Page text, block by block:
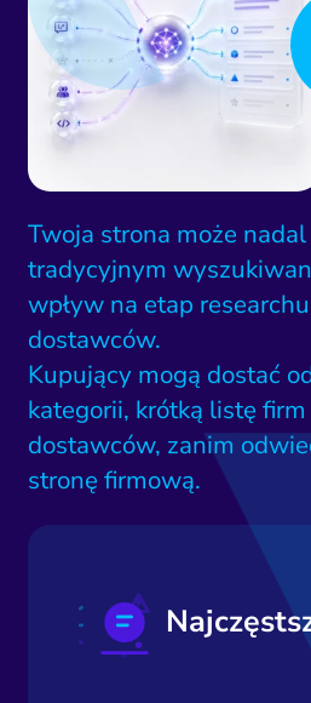
Twoja strona może
tradycyjnym
wpływ na etap
dostawców.
Kupujący mogą dostać
kategorii, krótką listę
dostawców, zanim
stronę firmową.